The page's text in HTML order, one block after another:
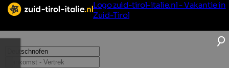
Logo zuid-tirol-italie.nl - Vakantie in
Zuid-Tirol